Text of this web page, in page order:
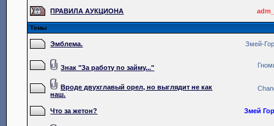
ПРАВИЛА АУКЦИОНА
Темы
Эмблема. Змей-
Знак "За работу по займу..."
Вроде двухглавый орел, но выглядит не как
наш.
Что за жетон? Змей